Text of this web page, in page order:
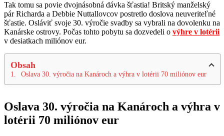
Tak tomu sa povie dvojnásobná dávka šťastia! Britský manželský
pár Richarda a Debbie Nuttallovcov postretlo doslova neuveriteľné
šťastie. Osláviť svoje 30. výročie svadby sa vybrali na dovolenku na
Kanárske ostrovy. Počas tohto pobytu sa dozvedeli o výhre v lotérii
v desiatkach miliónov eur.
Obsah
Oslava 30. výročia na Kanároch a výhra v lotérii 70 miliónov eur
Oslava 30. výročia na Kanároch a výhra v
lotérii 70 miliónov eur